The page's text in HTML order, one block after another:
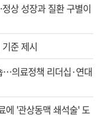
상 성장과 질환 구별이
준 제시
…의료정책 리더십·연대
에 '관상동맥 쇄석술' 도